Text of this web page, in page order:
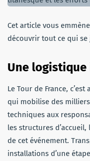
Cet article vous
découvrir tout ce qui
Une
Le Tour de France,
qui mobilise des
techniques aux
les structures
de cet événement.
installations d’une